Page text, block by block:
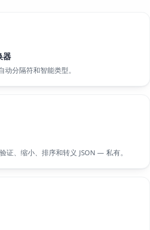
器
动分隔符和智能类型。
证、缩小、排序和转义 JSON — 私有。